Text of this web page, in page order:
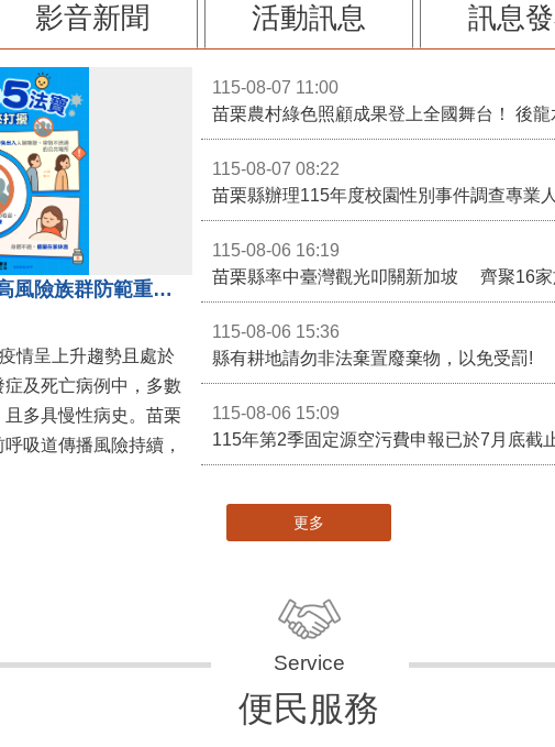
影音新聞 活動訊息 訊息
近期新冠疫情升溫！呼籲高風險族群防範重症、儘速接種疫苗及早就醫
情呈上升趨勢且處於
及死亡病例中，多數
多具慢性病史。苗栗
吸道傳播風險持續，
115-08-07 11:00
115-08-07 08:22
115-08-06 16:19
115-08-06 15:36
縣有耕地請勿非法棄置廢棄物，以免受罰!
115-08-06 15:09
更多
便民服務